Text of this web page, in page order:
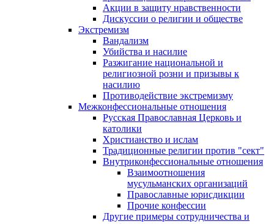
Акции в защиту нравственности
Дискуссии о религии и обществе
Экстремизм
Вандализм
Убийства и насилие
Разжигание национальной и
религиозной розни и призывы к
насилию
Противодействие экстремизму
Межконфессиональные отношения
Русская Православная Церковь и
католики
Христианство и ислам
Традиционные религии против "сект"
Внутриконфессиональные отношения
Взаимоотношения
мусульманских организаций
Православные юрисдикции
Прочие конфессии
Другие примеры сотрудничества и